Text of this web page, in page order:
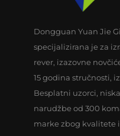
Dongguan Yuan Jie
specijalizirana je za
rever, izazovne
15 godina stručnosti,
Besplatni uzorci,
narudžbe od 300
marke zbog kvalitete